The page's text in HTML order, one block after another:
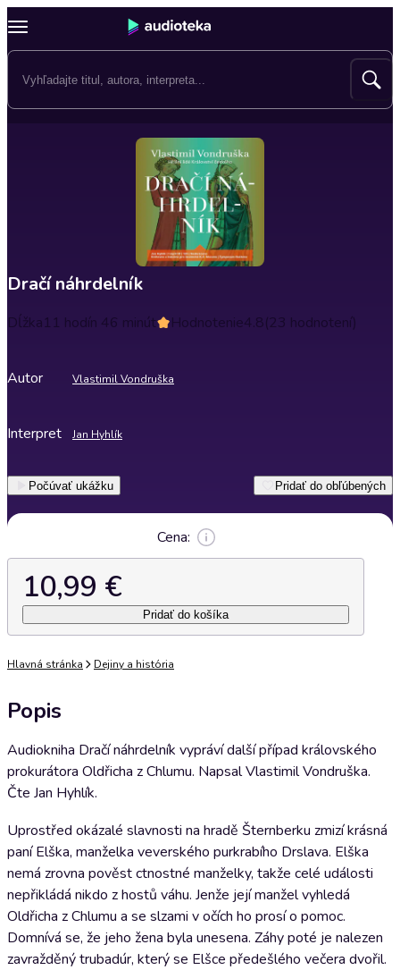
Dračí náhrdelník
Dĺžka11 hodín 46 minút Hodnotenie4.8(23 hodnotení)
Autor Vlastimil Vondruška
Interpret Jan Hyhlík
Počúvať ukážku Pridať do obľúbených
Cena:
10,99 €
Pridať do košíka
Hlavná stránka Dejiny a história
Popis
Audiokniha Dračí náhrdelník vypráví další případ královského
prokurátora Oldřicha z Chlumu. Napsal Vlastimil Vondruška.
Čte Jan Hyhlík.
Uprostřed okázalé slavnosti na hradě Šternberku zmizí krásná
paní Elška, manželka veverského purkrabího Drslava. Elška
nemá zrovna pověst ctnostné manželky, takže celé události
nepřikládá nikdo z hostů váhu. Jenže její manžel vyhledá
Oldřicha z Chlumu a se slzami v očích ho prosí o pomoc.
Domnívá se, že jeho žena byla unesena. Záhy poté je nalezen
zavražděný trubadúr, který se Elšce předešlého večera dvořil.